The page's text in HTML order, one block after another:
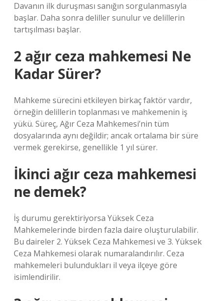
Davanın ilk duruşması sanığın sorgulanmasıyla
başlar. Daha sonra deliller sunulur ve delillerin
tartışılması başlar.
2 ağır ceza mahkemesi Ne
Kadar Sürer?
Mahkeme sürecini etkileyen birkaç faktör vardır,
örneğin delillerin toplanması ve mahkemenin iş
yükü. Süreç, Ağır Ceza Mahkemesi’nin tüm
dosyalarında aynı değildir; ancak ortalama bir süre
vermek gerekirse, genellikle 1 yıl sürer.
İkinci ağır ceza mahkemesi
ne demek?
İş durumu gerektiriyorsa Yüksek Ceza
Mahkemelerinde birden fazla daire oluşturulabilir.
Bu daireler 2. Yüksek Ceza Mahkemesi ve 3. Yüksek
Ceza Mahkemesi olarak numaralandırılır. Ceza
mahkemeleri bulundukları il veya ilçeye göre
isimlendirilir.